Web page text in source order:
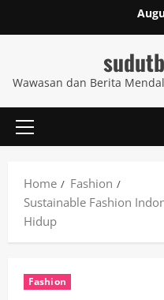
Wawasan dan Berita
Primary
Home
Fashion
Sustainable Fashion
Hidup
Fashion